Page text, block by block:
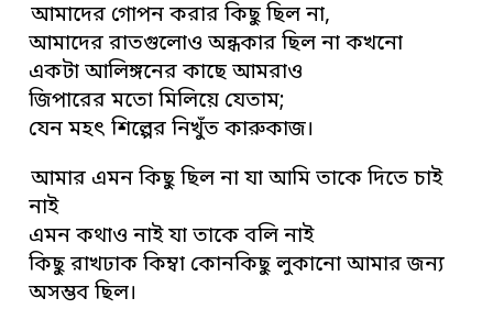
আমাদের গোপন করার কিছু ছিল না,
আমাদের রাতগুলোও অন্ধকার ছিল না কখনো
একটা আলিঙ্গনের কাছে আমরাও
জিপারের মতো মিলিয়ে যেতাম;
যেন মহৎ শিল্পের নিখুঁত কারুকাজ।
আমার এমন কিছু ছিল না যা আমি তাকে দিতে চাই
নাই
এমন কথাও নাই যা তাকে বলি নাই
কিছু রাখঢাক কিম্বা কোনকিছু লুকানো আমার জন্য
অসম্ভব ছিল।